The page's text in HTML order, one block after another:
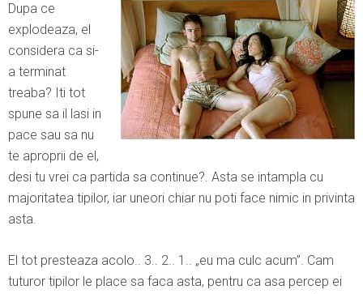
Dupa ce
explodeaza, el
considera ca si-
a terminat
treaba? Iti tot
spune sa il lasi in
pace sau sa nu
te aproprii de el,
desi tu vrei ca partida sa continue?. Asta se intampla cu
majoritatea tipilor, iar uneori chiar nu poti face nimic in privinta
asta.
El tot presteaza acolo.. 3.. 2.. 1.. „eu ma culc acum”. Cam
tuturor tipilor le place sa faca asta, pentru ca asa percep ei